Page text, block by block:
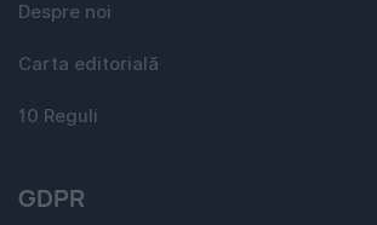
Despre noi
Carta editorială
10 Reguli
GDPR